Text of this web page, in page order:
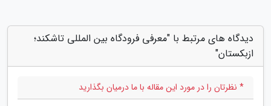
دیدگاه های مرتبط با "معرفی فرودگاه بین المللی تاشکند؛
ازبکستان"
* نظرتان را در مورد این مقاله با ما درمیان بگذارید